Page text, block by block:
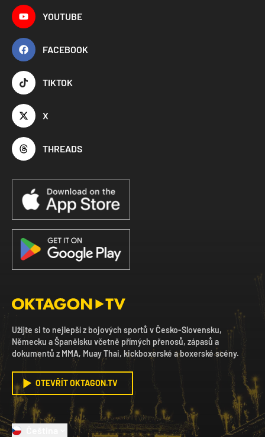
YOUTUBE
FACEBOOK
TIKTOK
X
THREADS
Užijte si to nejlepší z bojových sportů v Česko-Slovensku,
Německu a Španělsku včetně přímých přenosů, zápasů a
dokumentů z MMA, Muay Thai, kickboxerské a boxerské scény.
OTEVŘÍT OKTAGON.TV